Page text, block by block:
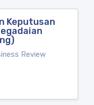
Keputusan
Review